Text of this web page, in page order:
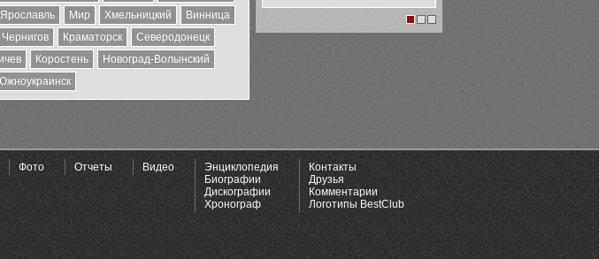
Ярославль Мир Хмельницкий
Винница
Чернигов Краматорск
Северодонецк
Коростень
Новоград-Волынский
Фото Отчеты Видео
Энциклопедия
Биографии
Дискографии
Хронограф
Контакты
Друзья
Комментарии
Логотипы BestClub